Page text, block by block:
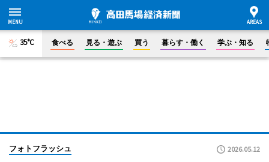
35°C 食べる 見る・遊ぶ 買う 暮らす・働く 学ぶ・知る
フォトフラッシュ 2026.05.12